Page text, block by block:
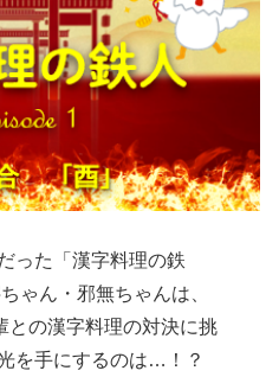
った「漢字料理の鉄
ゃん・邪無ちゃんは、
との漢字料理の対決に挑
を手にするのは…！？